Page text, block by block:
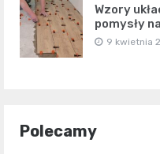
Wzory
pomysły
9 kwietnia
Polecamy